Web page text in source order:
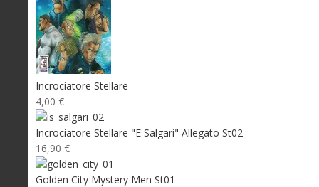
Incrociatore Stellare
4,00 €
Incrociatore Stellare "E Salgari" Allegato St02
16,90 €
Golden City Mystery Men St01